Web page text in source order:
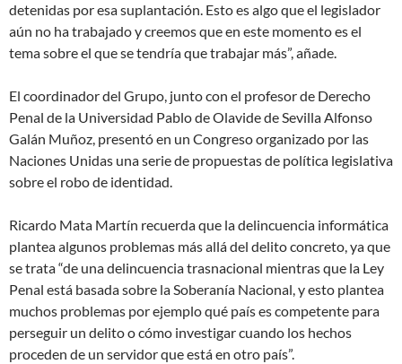
detenidas por esa suplantación. Esto es algo que el legislador
aún no ha trabajado y creemos que en este momento es el
tema sobre el que se tendría que trabajar más”, añade.
El coordinador del Grupo, junto con el profesor de Derecho
Penal de la Universidad Pablo de Olavide de Sevilla Alfonso
Galán Muñoz, presentó en un Congreso organizado por las
Naciones Unidas una serie de propuestas de política legislativa
sobre el robo de identidad.
Ricardo Mata Martín recuerda que la delincuencia informática
plantea algunos problemas más allá del delito concreto, ya que
se trata “de una delincuencia trasnacional mientras que la Ley
Penal está basada sobre la Soberanía Nacional, y esto plantea
muchos problemas por ejemplo qué país es competente para
perseguir un delito o cómo investigar cuando los hechos
proceden de un servidor que está en otro país”.